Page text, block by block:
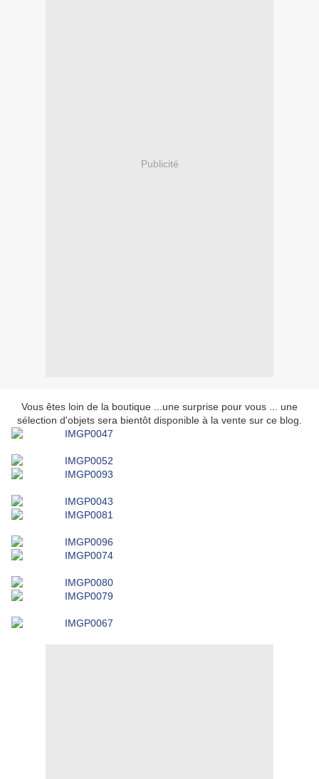
Publicité
Vous êtes loin de la boutique ...une surprise pour vous ... une
sélection d'objets sera bientôt disponible à la vente sur ce blog.